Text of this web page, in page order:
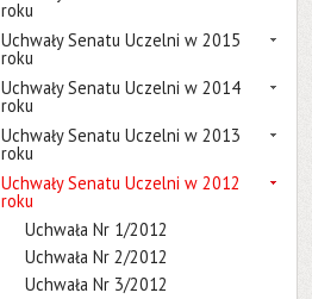
roku
Uchwały Senatu Uczelni w 2015
roku
Uchwały Senatu Uczelni w 2014
roku
Uchwały Senatu Uczelni w 2013
roku
Uchwały Senatu Uczelni w 2012
roku
Uchwała Nr 1/2012
Uchwała Nr 2/2012
Uchwała Nr 3/2012